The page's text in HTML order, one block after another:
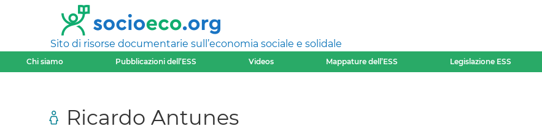
Sito di risorse documentarie sull’economia sociale e solidale
Chi siamo Pubblicazioni dell’ESS Videos Mappature dell’ESS Legislazione ESS
Ricardo Antunes